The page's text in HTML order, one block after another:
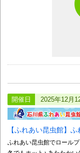
開催日 2025年12月
【ふれあい昆虫館】
ふれあい昆虫館でロー